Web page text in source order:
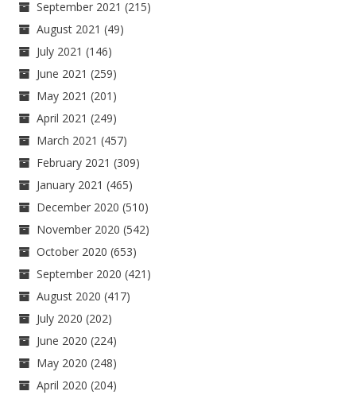
September 2021 (215)
August 2021 (49)
July 2021 (146)
June 2021 (259)
May 2021 (201)
April 2021 (249)
March 2021 (457)
February 2021 (309)
January 2021 (465)
December 2020 (510)
November 2020 (542)
October 2020 (653)
September 2020 (421)
August 2020 (417)
July 2020 (202)
June 2020 (224)
May 2020 (248)
April 2020 (204)